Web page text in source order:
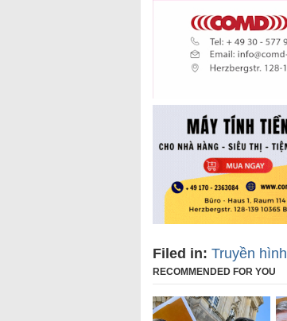
Filed in: Truyền hình
RECOMMENDED FOR YOU